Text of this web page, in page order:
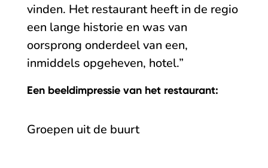
vinden. Het restaurant heeft in de regio
een lange historie en was van
oorsprong onderdeel van een,
inmiddels opgeheven, hotel.”
Een beeldimpressie van het restaurant:
Groepen uit de buurt